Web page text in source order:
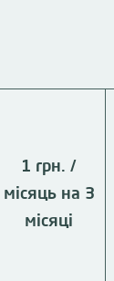
1 грн. /
місяць на 3
місяці